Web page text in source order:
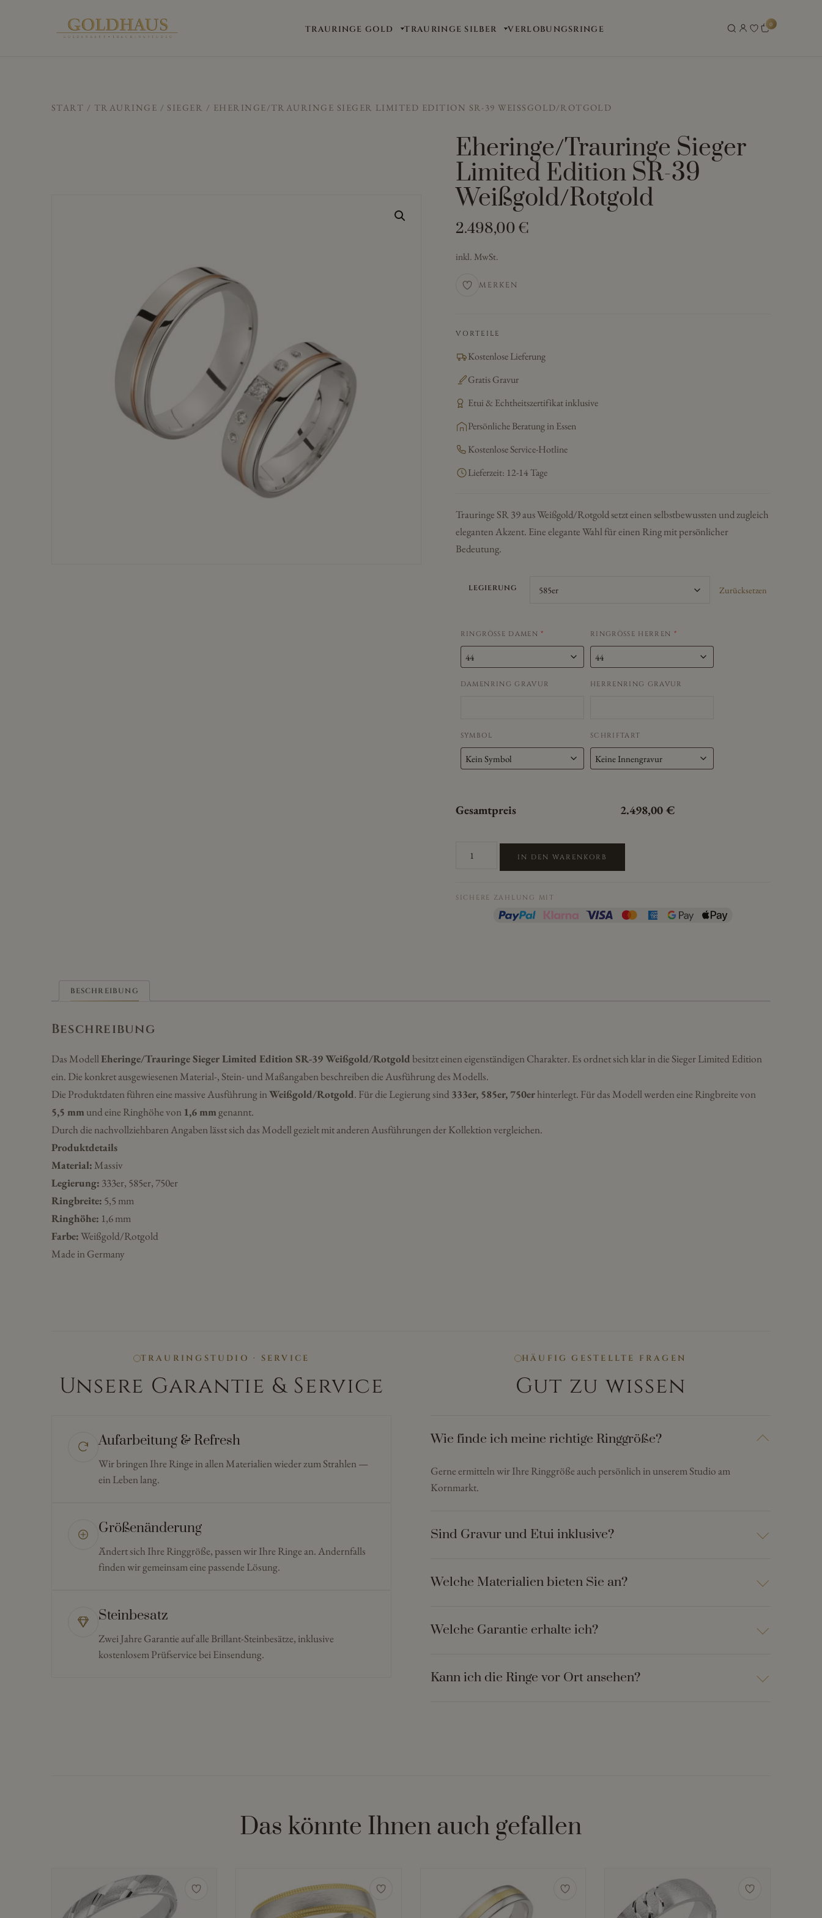
TRAURINGE GOLD TRAURINGE SILBER VERLOBUNGSRINGE 0
START / TRAURINGE / SIEGER / EHERINGE/TRAURINGE SIEGER LIMITED EDITION SR-39 WEISSGOLD/ROTGOLD
Eheringe/Trauringe Sieger
Limited Edition SR-39
Weißgold/Rotgold
2.498,00 €
inkl. MwSt.
MERKEN
VORTEILE
Kostenlose Lieferung
Gratis Gravur
Etui & Echtheitszertifikat inklusive
Persönliche Beratung in Essen
Kostenlose Service-Hotline
Lieferzeit: 12-14 Tage
Trauringe SR 39 aus Weißgold/Rotgold setzt einen selbstbewussten und zugleich
eleganten Akzent. Eine elegante Wahl für einen Ring mit persönlicher
Bedeutung.
LEGIERUNG Zurücksetzen
RINGRÖSSE DAMEN * RINGRÖSSE HERREN *
DAMENRING GRAVUR HERRENRING GRAVUR
SYMBOL SCHRIFTART
Gesamtpreis 2.498,00€
Sieger
SR-
IN DEN WARENKORB
SICHERE ZAHLUNG MIT
BESCHREIBUNG
Beschreibung
Das ModellEheringe/Trauringe Sieger Limited Edition SR-39 Weißgold/Rotgoldbesitzt einen eigenständigen Charakter. Es ordnet sich klar in die Sieger Limited Edition
ein. Die konkret ausgewiesenen Material-, Stein- und Maßangaben beschreiben die Ausführung des Modells.
Die Produktdaten führen eine massive Ausführung inWeißgold/Rotgold. Für die Legierung sind333er, 585er, 750erhinterlegt. Für das Modell werden eine Ringbreite von
5,5 mmund eine Ringhöhe von 1,6 mmgenannt.
Durch die nachvollziehbaren Angaben lässt sich das Modell gezielt mit anderen Ausführungen der Kollektion vergleichen.
Produktdetails
Material: Massiv
Legierung: 333er, 585er, 750er
Ringbreite: 5,5 mm
Ringhöhe: 1,6 mm
Farbe: Weißgold/Rotgold
Made in Germany
TRAURINGSTUDIO · SERVICE
Unsere Garantie & Service
Aufarbeitung & Refresh
Wir bringen Ihre Ringe in allen Materialien wieder zum Strahlen —
ein Leben lang.
Größenänderung
Ändert sich Ihre Ringgröße, passen wir Ihre Ringe an. Andernfalls
finden wir gemeinsam eine passende Lösung.
Steinbesatz
Zwei Jahre Garantie auf alle Brillant-Steinbesätze, inklusive
kostenlosem Prüfservice bei Einsendung.
HÄUFIG GESTELLTE FRAGEN
Gut zu wissen
Wie finde ich meine richtige Ringgröße?
Gerne ermitteln wir Ihre Ringgröße auch persönlich in unserem Studio am
Kornmarkt.
Sind Gravur und Etui inklusive?
Welche Materialien bieten Sie an?
Welche Garantie erhalte ich?
Kann ich die Ringe vor Ort ansehen?
Das könnte Ihnen auch gefallen
weist